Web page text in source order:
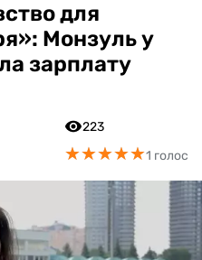
для
Монзуль у
зарплату
223
★★★★★
★★★★★1 голос